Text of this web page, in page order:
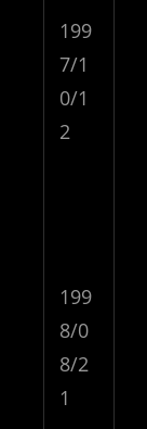
199
7/1
0/1
2
199
8/0
8/2
1